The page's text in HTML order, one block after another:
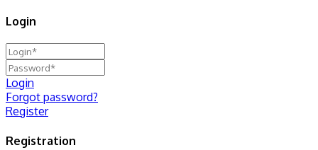
Login
Login
Forgot password?
Register
Registration